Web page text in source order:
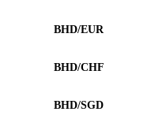
BHD/EUR
BHD/CHF
BHD/SGD